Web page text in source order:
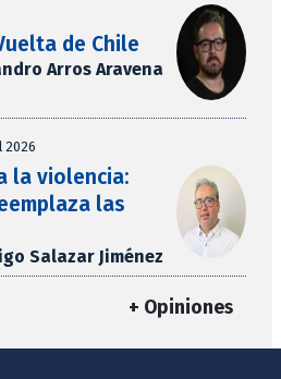
de Chile
Arros Aravena
2026
la violencia:
las
Salazar Jiménez
+ Opiniones